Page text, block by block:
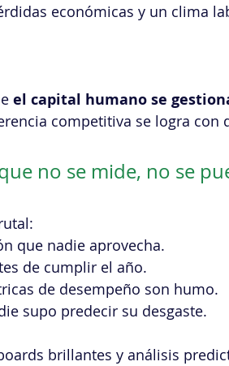
económicas y un clima
el capital humano se
competitiva se logra con
no se mide, no se
que nadie aprovecha.
de cumplir el año.
de desempeño son humo.
supo predecir su desgaste.
brillantes y análisis